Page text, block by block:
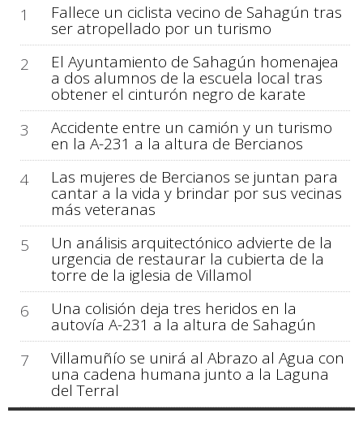
1 Fallece un ciclista vecino de Sahagún tras
ser atropellado por un turismo
2
El Ayuntamiento de Sahagún homenajea
a dos alumnos de la escuela local tras
obtener el cinturón negro de karate
3
Accidente entre un camión y un turismo
en la A-231 a la altura de Bercianos
4
Las mujeres de Bercianos se juntan para
cantar a la vida y brindar por sus vecinas
más veteranas
5
Un análisis arquitectónico advierte de la
urgencia de restaurar la cubierta de la
torre de la iglesia de Villamol
6
Una colisión deja tres heridos en la
autovía A-231 a la altura de Sahagún
7
Villamuñío se unirá al Abrazo al Agua con
una cadena humana junto a la Laguna
del Terral